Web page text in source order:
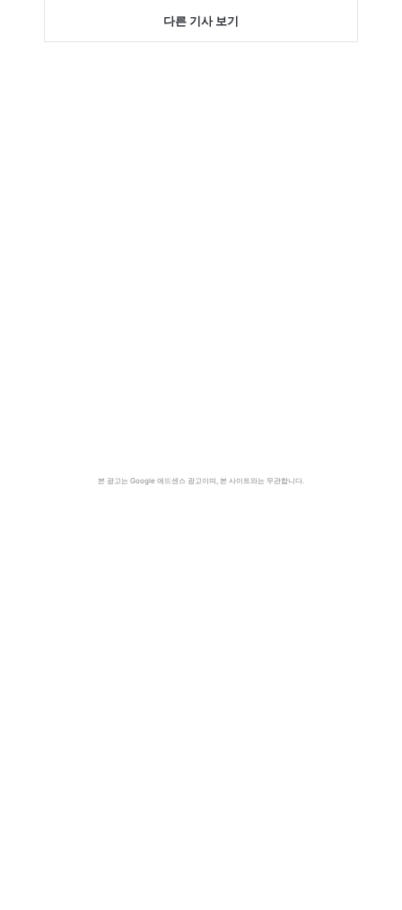
다른 기사 보기
본 광고는 Google 애드센스 광고이며, 본 사이트와는 무관합니다.